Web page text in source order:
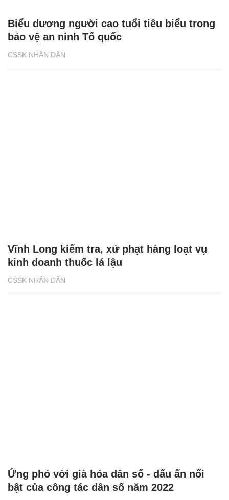
CSSK NHÂN DÂN
Biểu dương người cao tuổi tiêu biểu trong
bảo vệ an ninh Tổ quốc
CSSK NHÂN DÂN
Vĩnh Long kiểm tra, xử phạt hàng loạt vụ
kinh doanh thuốc lá lậu
Ứng phó với già hóa dân số - dấu ấn nổi
bật của công tác dân số năm 2022